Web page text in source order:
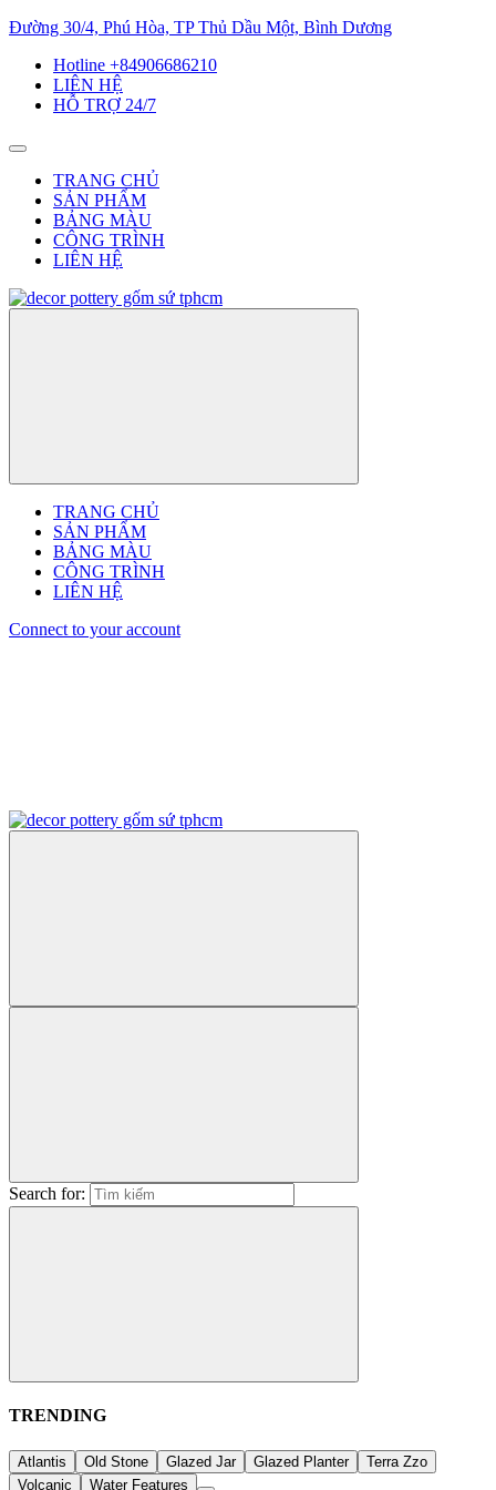
Đường 30/4, Phú Hòa, TP Thủ Dầu Một, Bình Dương
Hotline +84906686210
LIÊN HỆ
HỖ TRỢ 24/7
TRANG CHỦ
SẢN PHẨM
BẢNG MÀU
CÔNG TRÌNH
LIÊN HỆ
TRANG CHỦ
SẢN PHẨM
BẢNG MÀU
CÔNG TRÌNH
LIÊN HỆ
Connect to your account
Search for:
TRENDING
Atlantis Old Stone Glazed Jar Glazed Planter
Terra Zzo
Volcanic
Water Features